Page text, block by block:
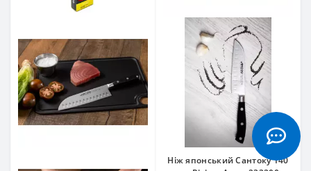
Ніж японський Сантоку 140